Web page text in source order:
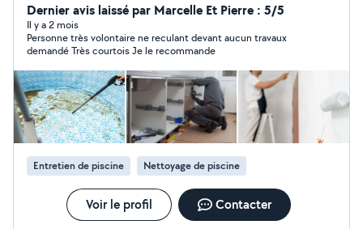
n'est pas mon métier principal, je suis une personne très
débrouillarde, appliquée et toujours prête à m'investir à
100 % dans ce que j'entreprends. Ponctuel,
respectueux et soigneux, j'accorde beaucoup
d'importance à la qualité du travail réalisé. Je préfère
prendre le temps de faire les choses correctement
plutôt que de bâcler une mission. Que ce soit pour un
déménagement, du montage de meubles, de la
manutention, de l'aide au bricolage ou tout autre
besoin, je m'adapte facilement et je fais toujours en
sorte d'apporter une aide efficace et sérieuse. J'aime
rendre service, apprendre de nouvelles choses et
surtout laisser une bonne impression grâce à un travail
propre et une attitude fiable. N'hésitez pas à me
Dernier avis laissé par Marcelle Et Pierre : 5/5
Il y a 2 mois
Personne très volontaire ne reculant devant aucun travaux
demandé Très courtois Je le recommande
Entretien de piscine Nettoyage de piscine
Voir le profil Contacter